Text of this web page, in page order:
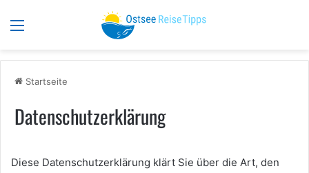
Menü
Startseite
Datenschutzerklärung
Diese Datenschutzerklärung klärt Sie über die Art, den